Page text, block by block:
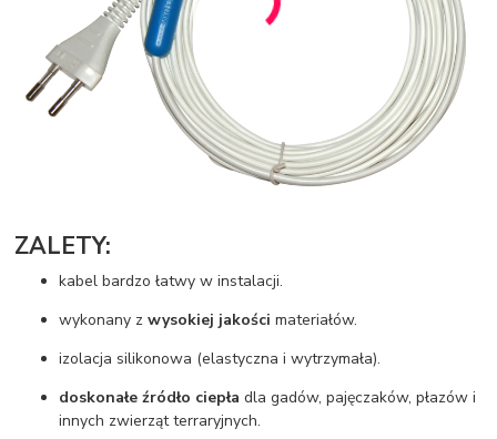
ZALETY:
kabel bardzo łatwy w instalacji.
wykonany zwysokiej jakości materiałów.
izolacja silikonowa (elastyczna i wytrzymała).
doskonałe źródło ciepła dla gadów, pajęczaków, płazów i
innych zwierząt terraryjnych.